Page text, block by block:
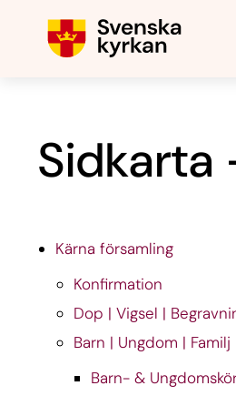
Sidkarta
Kärna församling
Konfirmation
Dop | Vigsel |
Barn | Ungdom | Familj
Barn- &